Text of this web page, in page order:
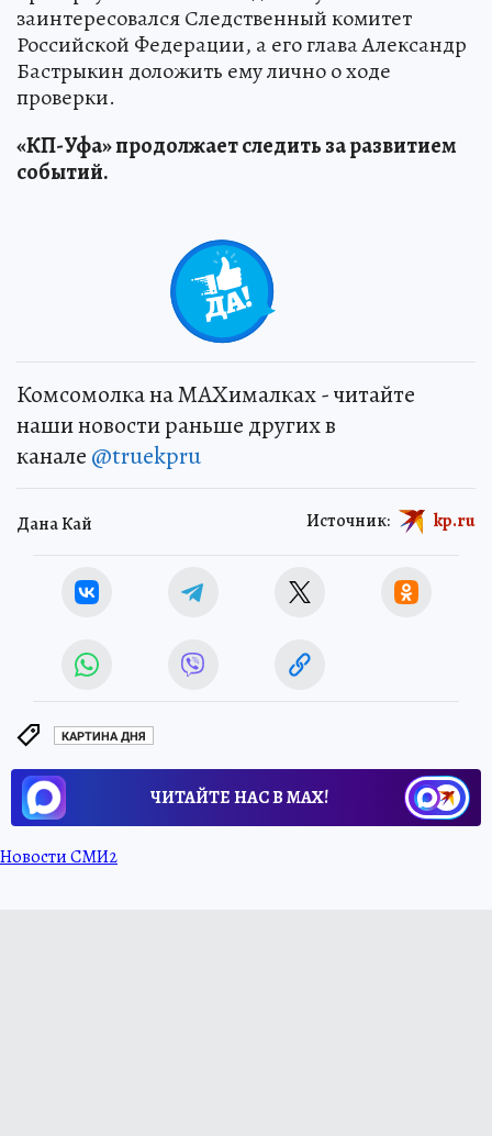
заинтересовался Следственный комитет
Российской Федерации, а его глава Александр
Бастрыкин доложить ему лично о ходе
проверки.
«КП-Уфа» продолжает следить за развитием
событий.
Комсомолка на MAXималках - читайте
наши новости раньше других в
канале @truekpru
Дана Кай Источник: kp.ru
КАРТИНА ДНЯ
ЧИТАЙТЕ НАС В МАХ!
Новости СМИ2